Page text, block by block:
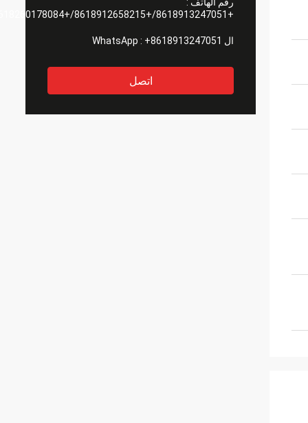
+8618913247051/+8618912658215/+8618260178084
ال WhatsApp : +8618913247051
اتصل